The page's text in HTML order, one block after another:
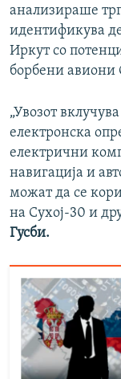
анализираше
идентификува
Иркут со
борбени авиони
„Увозот
електронска
електрични
навигација и
можат да се
на Сухој-30 и
Гусби.